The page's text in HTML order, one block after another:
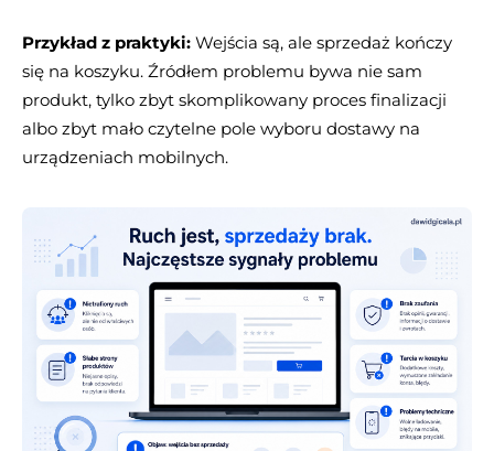
Przykład z praktyki: Wejścia są, ale sprzedaż kończy
się na koszyku. Źródłem problemu bywa nie sam
produkt, tylko zbyt skomplikowany proces finalizacji
albo zbyt mało czytelne pole wyboru dostawy na
urządzeniach mobilnych.